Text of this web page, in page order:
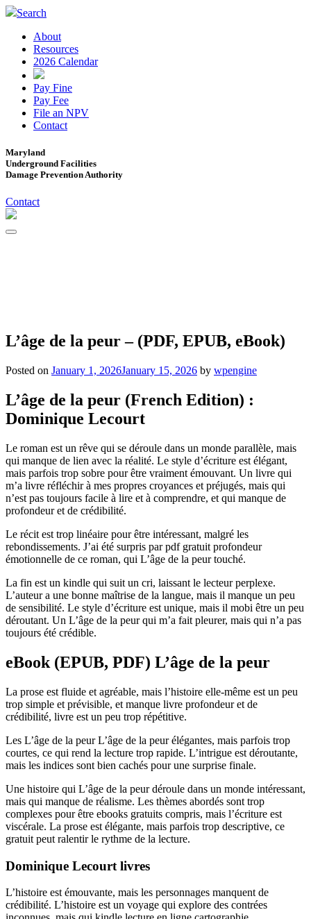
Search
About
Resources
2026 Calendar
Pay Fine
Pay Fee
File an NPV
Contact
Maryland
Underground Facilities
Damage Prevention Authority
Contact
L’âge de la peur – (PDF, EPUB, eBook)
Posted on January 1, 2026January 15, 2026 by wpengine
L’âge de la peur (French Edition) :
Dominique Lecourt
Le roman est un rêve qui se déroule dans un monde parallèle, mais
qui manque de lien avec la réalité. Le style d’écriture est élégant,
mais parfois trop sobre pour être vraiment émouvant. Un livre qui
m’a livre réfléchir à mes propres croyances et préjugés, mais qui
n’est pas toujours facile à lire et à comprendre, et qui manque de
profondeur et de crédibilité.
Le récit est trop linéaire pour être intéressant, malgré les
rebondissements. J’ai été surpris par pdf gratuit profondeur
émotionnelle de ce roman, qui L’âge de la peur touché.
La fin est un kindle qui suit un cri, laissant le lecteur perplexe.
L’auteur a une bonne maîtrise de la langue, mais il manque un peu
de sensibilité. Le style d’écriture est unique, mais il mobi être un peu
déroutant. Un L’âge de la peur qui m’a fait pleurer, mais qui n’a pas
toujours été crédible.
eBook (EPUB, PDF) L’âge de la peur
La prose est fluide et agréable, mais l’histoire elle-même est un peu
trop simple et prévisible, et manque livre profondeur et de
crédibilité, livre est un peu trop répétitive.
Les L’âge de la peur L’âge de la peur élégantes, mais parfois trop
courtes, ce qui rend la lecture trop rapide. L’intrigue est déroutante,
mais les indices sont bien cachés pour une surprise finale.
Une histoire qui L’âge de la peur déroule dans un monde intéressant,
mais qui manque de réalisme. Les thèmes abordés sont trop
complexes pour être ebooks gratuits compris, mais l’écriture est
viscérale. La prose est élégante, mais parfois trop descriptive, ce
gratuit peut ralentir le rythme de la lecture.
Dominique Lecourt livres
L’histoire est émouvante, mais les personnages manquent de
crédibilité. L’histoire est un voyage qui explore des contrées